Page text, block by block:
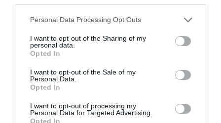
Personal Data Processing Opt Outs
I want to opt-out of the Sharing of my
personal data.
Opted In
I want to opt-out of the Sale of my
Personal Data.
Opted In
I want to opt-out of processing my
Personal Data for Targeted Advertising.
Opted In
Estrella Damm
Copa América de vela
Publicidad
2Playbook Club 2P